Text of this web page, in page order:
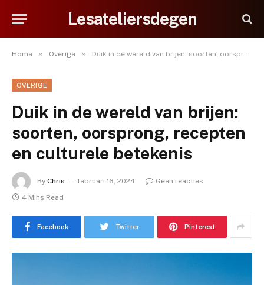
Lesateliersdegen
Home » Overige » Duik in de wereld van brijen: soorten, oorsprong, recepten en culturele betekenis
OVERIGE
Duik in de wereld van brijen:
soorten, oorsprong, recepten
en culturele betekenis
By Chris februari 16, 2024
Geen reacties
4 Mins Read
Facebook Twitter Pinterest